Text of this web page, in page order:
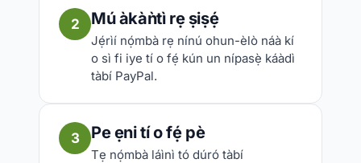
2 Mú àkàǹtì rẹ ṣiṣẹ́
Jẹ́rìí nọ́mbà rẹ nínú ohun-èlò náà kí
o sì fi iye tí o fẹ́ kún un nípasẹ̀ káàdì
tàbí PayPal.
3 Pe ẹni tí o fẹ́ pè
Tẹ nọ́mbà láìnì tó dúró tàbí